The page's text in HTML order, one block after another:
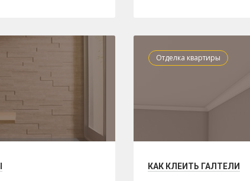
Отделка квартиры
КАК КЛЕИТЬ ГАЛТЕЛИ